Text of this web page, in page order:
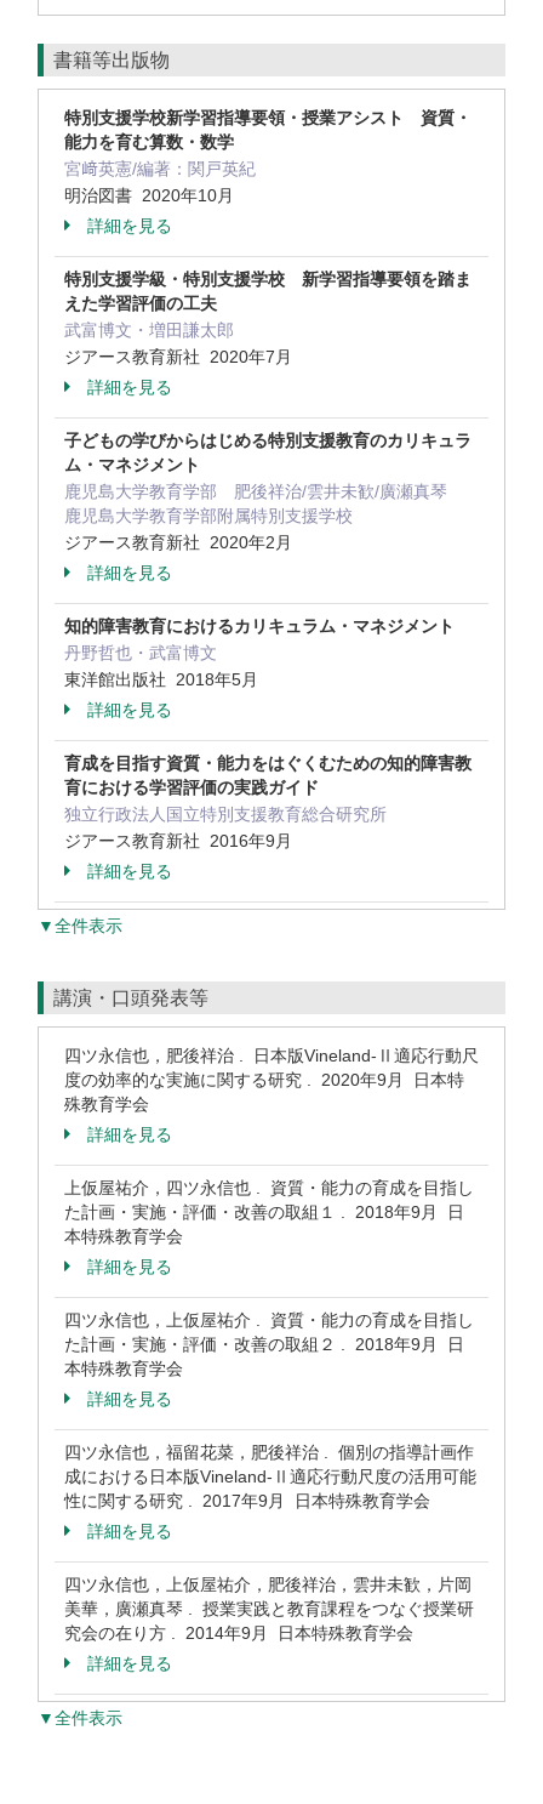
書籍等出版物
特別支援学校新学習指導要領・授業アシスト 資質・
能力を育む算数・数学
宮﨑英憲/編著：関戸英紀
明治図書 2020年10月
詳細を見る
特別支援学級・特別支援学校 新学習指導要領を踏ま
えた学習評価の工夫
武富博文・増田謙太郎
ジアース教育新社 2020年7月
詳細を見る
子どもの学びからはじめる特別支援教育のカリキュラ
ム・マネジメント
鹿児島大学教育学部 肥後祥治/雲井未歓/廣瀬真琴
鹿児島大学教育学部附属特別支援学校
ジアース教育新社 2020年2月
詳細を見る
知的障害教育におけるカリキュラム・マネジメント
丹野哲也・武富博文
東洋館出版社 2018年5月
詳細を見る
育成を目指す資質・能力をはぐくむための知的障害教
育における学習評価の実践ガイド
独立行政法人国立特別支援教育総合研究所
ジアース教育新社 2016年9月
詳細を見る
▼全件表示
講演・口頭発表等
四ツ永信也，肥後祥治 . 日本版Vineland-Ⅱ適応行動尺
度の効率的な実施に関する研究 . 2020年9月 日本特
殊教育学会
詳細を見る
上仮屋祐介，四ツ永信也 . 資質・能力の育成を目指し
た計画・実施・評価・改善の取組１ . 2018年9月 日
本特殊教育学会
詳細を見る
四ツ永信也，上仮屋祐介 . 資質・能力の育成を目指し
た計画・実施・評価・改善の取組２ . 2018年9月 日
本特殊教育学会
詳細を見る
四ツ永信也，福留花菜，肥後祥治 . 個別の指導計画作
成における日本版Vineland-Ⅱ適応行動尺度の活用可能
性に関する研究 . 2017年9月 日本特殊教育学会
詳細を見る
四ツ永信也，上仮屋祐介，肥後祥治，雲井未歓，片岡
美華，廣瀬真琴 . 授業実践と教育課程をつなぐ授業研
究会の在り方 . 2014年9月 日本特殊教育学会
詳細を見る
▼全件表示